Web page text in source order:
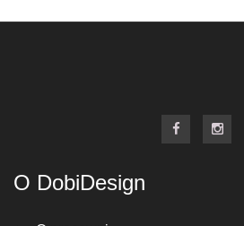
O DobiDesign